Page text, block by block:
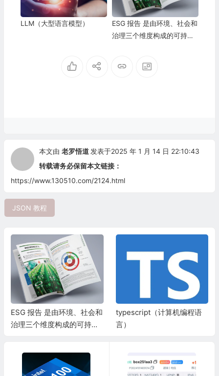
LLM（大型语言模型）
ESG 报告 是由环境、社会和
治理三个维度构成的可持续
本文由 老罗悟道 发表于2025 年 1 月 14 日 22:10:43
转载请务必保留本文链接：
https://www.130510.com/2124.html
JSON 教程
ESG 报告 是由环境、社会和
治理三个维度构成的可持续
typescript（计算机编程语
言）